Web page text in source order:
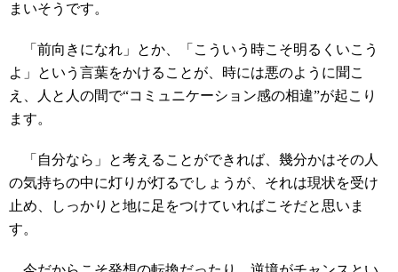
まいそうです。
「前向きになれ」とか、「こういう時こそ明るくいこう
よ」という言葉をかけることが、時には悪のように聞こ
え、人と人の間で“コミュニケーション感の相違”が起こり
ます。
「自分なら」と考えることができれば、幾分かはその人
の気持ちの中に灯りが灯るでしょうが、それは現状を受け
止め、しっかりと地に足をつけていればこそだと思いま
す。